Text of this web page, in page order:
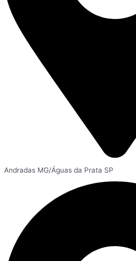
Andradas MG/Águas da Prata SP